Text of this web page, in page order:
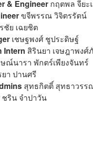
& Engineer กฤตพล จียะ
ขจีพรรณ วิจิตรรัตน์
ชัย เฉยชิต
เชษฐพงศ์ ชูประดิษฐ์
Intern สิรินยา เจษฎาพงศ์
ณ์นารา พักตร์เพียงจันทร์
ยา ปานศรี
สุทธกิตติ์​ สุทธาวร
ชริน จำปาวัน